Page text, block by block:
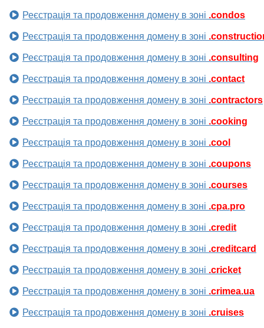
Реєстрація та продовження домену в зоні .condos
Реєстрація та продовження домену в зоні
Реєстрація та продовження домену в зоні .consulting
Реєстрація та продовження домену в зоні .contact
Реєстрація та продовження домену в зоні .contractors
Реєстрація та продовження домену в зоні .cooking
Реєстрація та продовження домену в зоні .cool
Реєстрація та продовження домену в зоні .coupons
Реєстрація та продовження домену в зоні .courses
Реєстрація та продовження домену в зоні .cpa.pro
Реєстрація та продовження домену в зоні .credit
Реєстрація та продовження домену в зоні .creditcard
Реєстрація та продовження домену в зоні .cricket
Реєстрація та продовження домену в зоні .crimea.ua
Реєстрація та продовження домену в зоні .cruises